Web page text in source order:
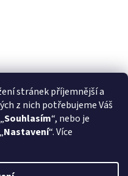
stránek příjemnější a
z nich potřebujeme Váš
Souhlasím“, nebo je
Nastavení“. Více